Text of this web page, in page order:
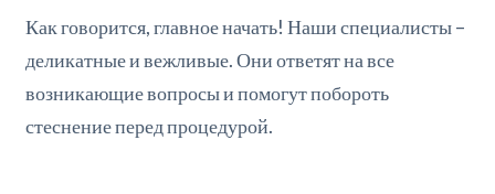
Как говорится, главное начать! Наши специалисты –
деликатные и вежливые. Они ответят на все
возникающие вопросы и помогут побороть
стеснение перед процедурой.